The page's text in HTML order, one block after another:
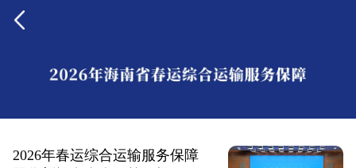
2026年春运综合运输服务保障